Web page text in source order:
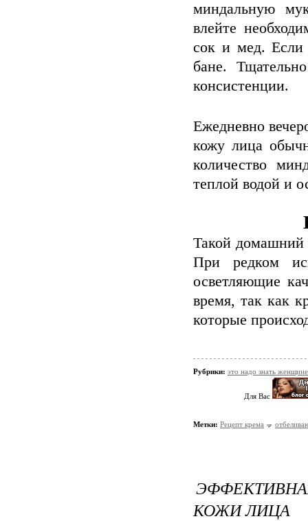
миндальную
влейте
сок и мед. Если
бане.
консистенции.
Ежедневно
кожу лица
количество
теплой водой и
Такой домашний
При редком
осветляющие
время, так как
которые
Рубрики: это надо знать
Для Вас
Метки: Рецепт крема
КОЖИ ЛИЦА